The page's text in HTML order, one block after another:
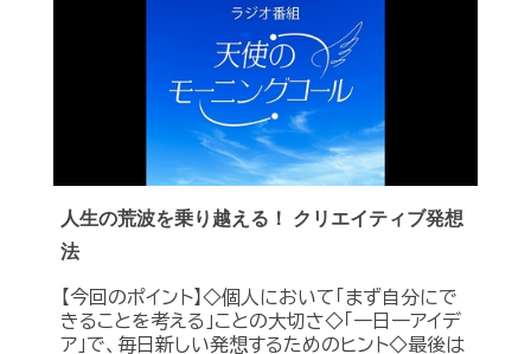
人生の荒波を乗り越える！ クリエイティブ発想
法
【今回のポイント】◇個人において「まず自分にで
きることを考える」ことの大切さ◇「一日一アイデ
ア」で、毎日新しい発想するためのヒント◇最後は